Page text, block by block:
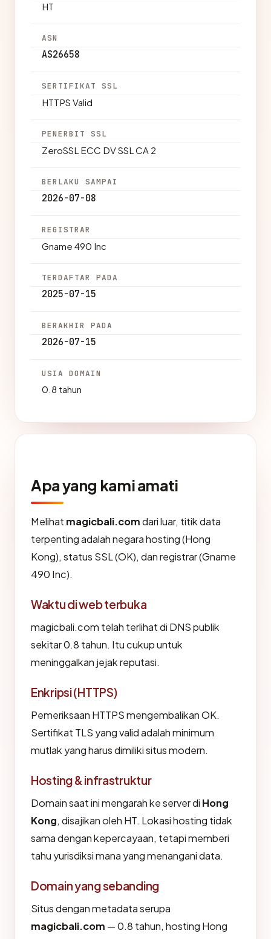
HT
ASN
AS26658
SERTIFIKAT SSL
HTTPS Valid
PENERBIT SSL
ZeroSSL ECC DV SSL CA 2
BERLAKU SAMPAI
2026-07-08
REGISTRAR
Gname 490 Inc
TERDAFTAR PADA
2025-07-15
BERAKHIR PADA
2026-07-15
USIA DOMAIN
0.8 tahun
Apa yang kami amati
Melihat magicbali.comdari luar, titik data
terpenting adalah negara hosting (Hong
Kong), status SSL (OK), dan registrar (Gname
490 Inc).
Waktu di web terbuka
magicbali.com telah terlihat di DNS publik
sekitar 0.8 tahun. Itu cukup untuk
meninggalkan jejak reputasi.
Enkripsi (HTTPS)
Pemeriksaan HTTPS mengembalikan OK.
Sertifikat TLS yang valid adalah minimum
mutlak yang harus dimiliki situs modern.
Hosting & infrastruktur
Domain saat ini mengarah ke server di Hong
Kong, disajikan oleh HT. Lokasi hosting tidak
sama dengan kepercayaan, tetapi memberi
tahu yurisdiksi mana yang menangani data.
Domain yang sebanding
Situs dengan metadata serupa
magicbali.com — 0.8 tahun, hosting Hong